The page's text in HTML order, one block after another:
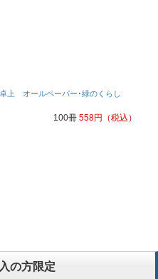
上 オールペーパー･緑のくらし
100冊 558円 （税込）
の方限定